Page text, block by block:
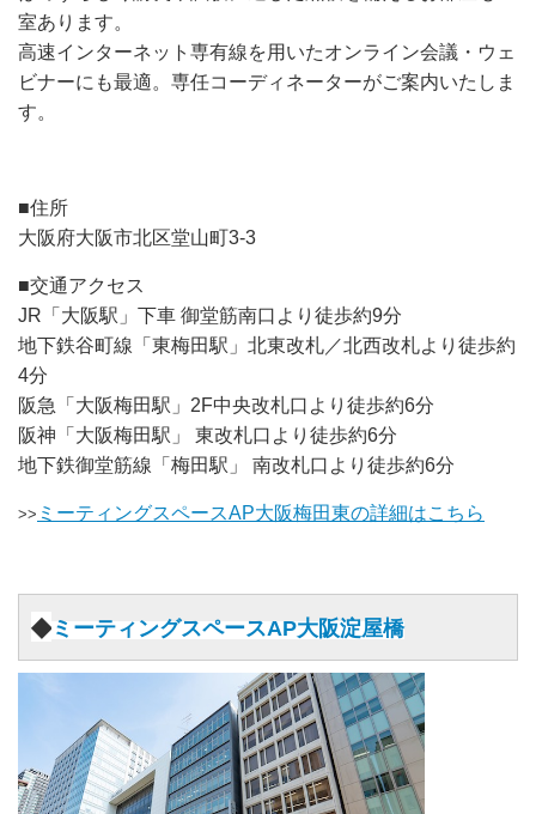
室あります。
高速インターネット専有線を用いたオンライン会議・ウェ
ビナーにも最適。専任コーディネーターがご案内いたしま
す。
■住所
大阪府大阪市北区堂山町3-3
■交通アクセス
JR「大阪駅」下車 御堂筋南口より徒歩約9分
地下鉄谷町線「東梅田駅」北東改札／北西改札より徒歩約
4分
阪急「大阪梅田駅」2F中央改札口より徒歩約6分
阪神「大阪梅田駅」 東改札口より徒歩約6分
地下鉄御堂筋線「梅田駅」 南改札口より徒歩約6分
>> ミーティングスペースAP大阪梅田東の詳細はこちら
◆ ミーティングスペースAP大阪淀屋橋